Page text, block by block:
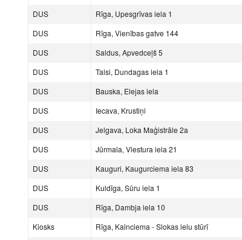
DUS
Rīga, Upesgrīvas iela 1
DUS
Rīga, Vienības gatve 144
DUS
Saldus, Apvedceļš 5
DUS
Talsi, Dundagas iela 1
DUS
Bauska, Elejas iela
DUS
Iecava, Krustiņi
DUS
Jelgava, Loka Maģistrāle 2a
DUS
Jūrmala, Viestura iela 21
DUS
Kauguri, Kaugurciema iela 83
DUS
Kuldīga, Sūru iela 1
DUS
Rīga, Dambja iela 10
Kiosks
Rīga, Kalnciema - Slokas ielu stūrī